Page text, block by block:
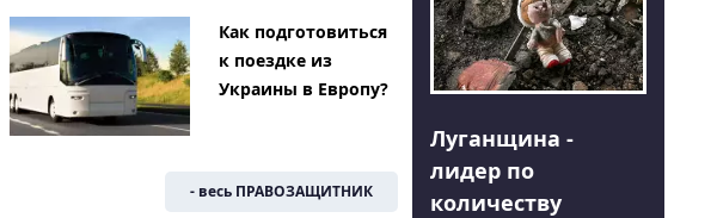
Как подготовиться
к поездке из
Украины в Европу?
- весь ПРАВОЗАЩИТНИК
Луганщина -
лидер по
количеству